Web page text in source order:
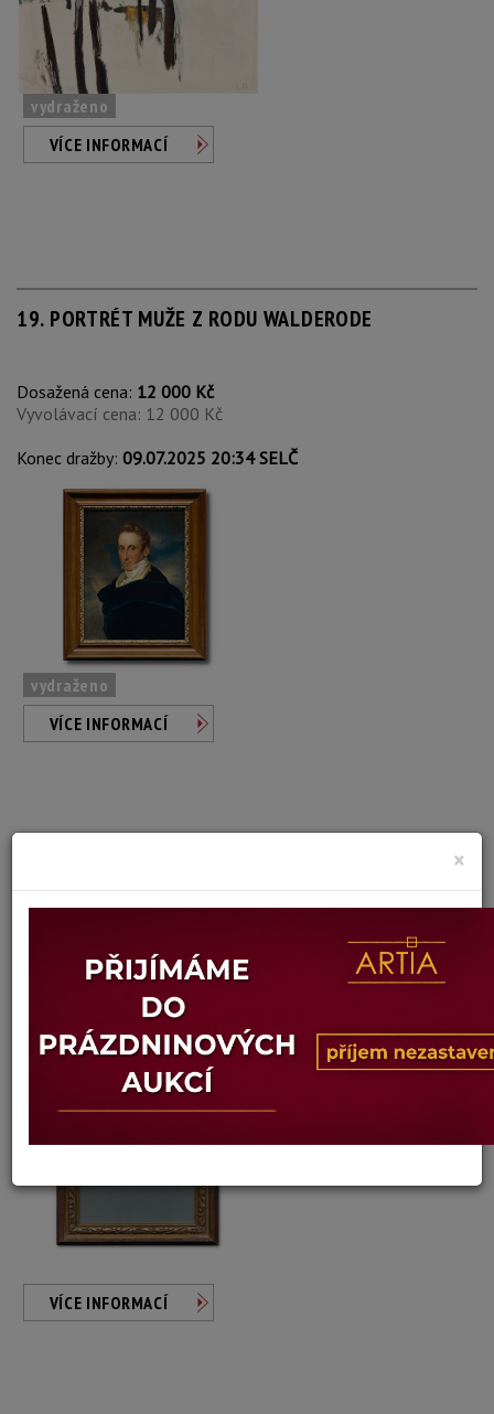
vydraženo
VÍCE INFORMACÍ
19. PORTRÉT MUŽE Z RODU WALDERODE
Dosažená cena: 12 000 Kč
Vyvolávací cena: 12 000 Kč
Konec dražby: 09.07.2025 20:34 SELČ
vydraženo
VÍCE INFORMACÍ
Autor:Karel Wellner
Dosažená cena:neprodáno
Vyvolávací cena: 500 Kč
Konec dražby:09.07.2025 20:35 SELČ
VÍCE INFORMACÍ
×